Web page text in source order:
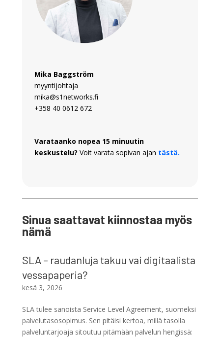
Mika Baggström
myyntijohtaja
mika@s1networks.fi
+358 40 0612 672
Varataanko nopea 15 minuutin
keskustelu? Voit varata sopivan ajan tästä.
Sinua saattavat kiinnostaa myös
nämä
SLA – raudanluja takuu vai digitaalista
vessapaperia?
kesä 3, 2026
SLA tulee sanoista Service Level Agreement, suomeksi
palvelutasosopimus. Sen pitäisi kertoa, millä tasolla
palveluntarjoaja sitoutuu pitämään palvelun hengissä: